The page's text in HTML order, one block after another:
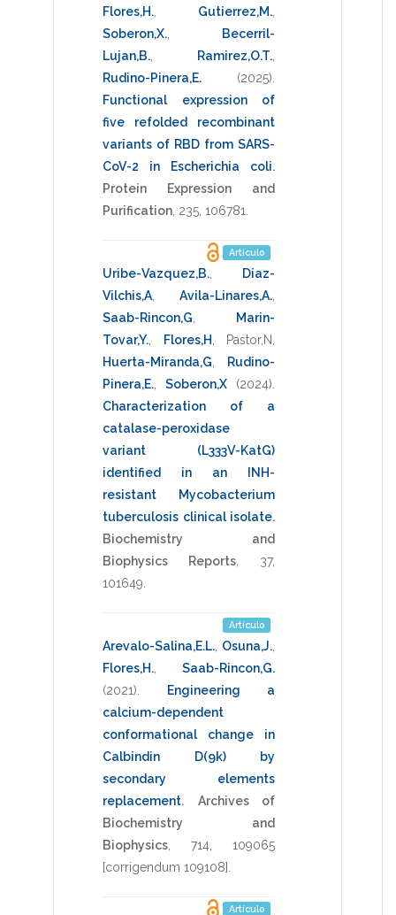
Flores,H. Gutierrez,M.
Soberon,X.
Becerril-
Lujan,B.
Ramirez,O.T.
Rudino-Pinera,E.
(2025)
Functional expression of
five refolded recombinant
variants of RBD from SARS-
CoV-2 in Escherichia coli.
Protein Expression and
Purification 235 106781
Artículo
Uribe-Vazquez,B.
Diaz-
Vilchis,A
Avila-Linares,A.
Saab-Rincon,G
Marin-
Tovar,Y.
Flores,H Pastor,N
Huerta-Miranda,G
Rudino-
Pinera,E.
Soberon,X (2024)
Characterization of a
catalase-peroxidase
variant (L333V-KatG)
identified in an INH-
resistant Mycobacterium
tuberculosis clinical isolate.
Biochemistry and
Biophysics Reports
37,
101649
Artículo
Arevalo-Salina,E.L. Osuna,J.
Flores,H.
Saab-Rincon,G.
(2021)
Engineering a
calcium-dependent
conformational change in
Calbindin D(9k) by
secondary elements
replacement.
Archives of
Biochemistry and
Biophysics
714
109065
[corrigendum 109108]
Artículo